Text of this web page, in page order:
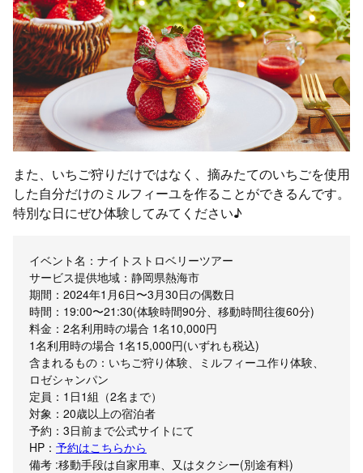
また、いちご狩りだけではなく、摘みたてのいちごを使用
した自分だけのミルフィーユを作ることができるんです。
特別な日にぜひ体験してみてください♪
イベント名：ナイトストロベリーツアー
サービス提供地域：静岡県熱海市
期間：2024年1月6日〜3月30日の偶数日
時間：19:00〜21:30(体験時間90分、移動時間往復60分)
料金：2名利用時の場合 1名10,000円
1名利用時の場合 1名15,000円(いずれも税込)
含まれるもの：いちご狩り体験、ミルフィーユ作り体験、
ロゼシャンパン
定員：1日1組（2名まで）
対象：20歳以上の宿泊者
予約：3日前まで公式サイトにて
HP： 予約はこちらから
備考 :移動手段は自家用車、又はタクシー(別途有料)